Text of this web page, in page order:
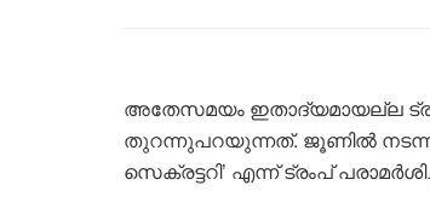
അതേസമയം ഇതാദ്യമായല്ല
തുറന്നുപറയുന്നത്. ജൂണിൽ നടന്ന
സെക്രട്ടറി’ എന്ന് ട്രംപ്